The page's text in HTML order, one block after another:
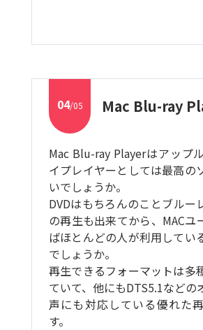
04/05 Mac Blu-ray
Mac Blu-ray Playerはアップ
イプレイヤーとしては最高の
いでしょうか。
DVDはもちろんのことブルー
の再生も出来てから、MACユ
ばほとんどの人が利用してい
でしょうか。
再生できるフォーマットは多
ていて、他にもDTS5.1などの
声にも対応している優れた
す。